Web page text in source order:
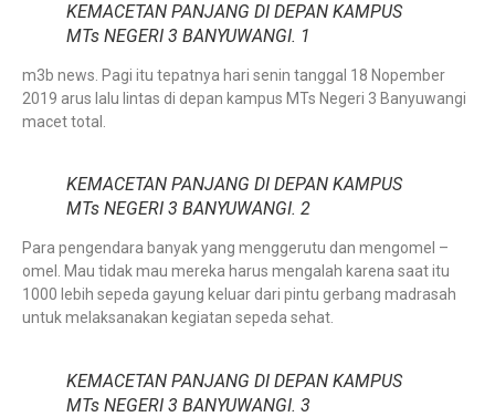
KEMACETAN PANJANG DI DEPAN KAMPUS
MTs NEGERI 3 BANYUWANGI. 1
m3b news. Pagi itu tepatnya hari senin tanggal 18 Nopember
2019 arus lalu lintas di depan kampus MTs Negeri 3 Banyuwangi
macet total.
KEMACETAN PANJANG DI DEPAN KAMPUS
MTs NEGERI 3 BANYUWANGI. 2
Para pengendara banyak yang menggerutu dan mengomel –
omel. Mau tidak mau mereka harus mengalah karena saat itu
1000 lebih sepeda gayung keluar dari pintu gerbang madrasah
untuk melaksanakan kegiatan sepeda sehat.
KEMACETAN PANJANG DI DEPAN KAMPUS
MTs NEGERI 3 BANYUWANGI. 3